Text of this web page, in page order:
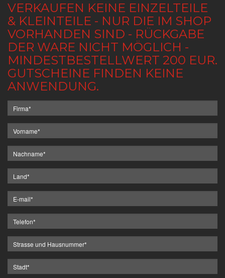
VERKAUFEN KEINE EINZELTEILE
& KLEINTEILE - NUR DIE IM SHOP
VORHANDEN SIND - RÜCKGABE
DER WARE NICHT MÖGLICH -
MINDESTBESTELLWERT 200 EUR.
GUTSCHEINE FINDEN KEINE
ANWENDUNG.